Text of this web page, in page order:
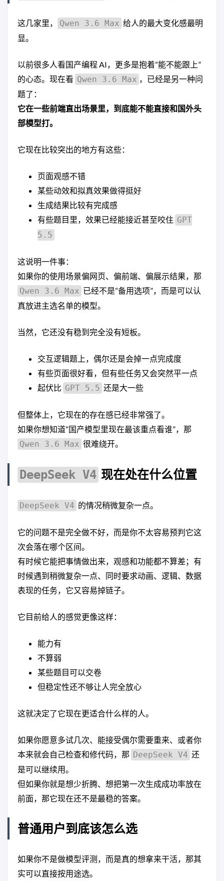
这几家里， Qwen 3.6 Max 给人的最大变化感最明
显。
以前很多人看国产编程 AI，更多是抱着“能不能跟上”
的心态。现在看 Qwen 3.6 Max ，已经是另一种问
题了：
它在一些前端直出场景里，到底能不能直接和国外头
部模型打。
它现在比较突出的地方有这些：
页面观感不错
某些动效和拟真效果做得挺好
生成结果比较有完成感
有些题目里，效果已经能接近甚至咬住 GPT
5.5
这说明一件事：
如果你的使用场景偏网页、偏前端、偏展示结果，那
Qwen 3.6 Max 已经不是“备用选项”，而是可以认
真放进主选名单的模型。
当然，它还没有稳到完全没有短板。
交互逻辑题上，偶尔还是会掉一点完成度
有些页面很好看，但有些任务又会突然平一点
起伏比 GPT 5.5 还是大一些
但整体上，它现在的存在感已经非常强了。
如果你想知道“国产模型里现在最该重点看谁”，那
Qwen 3.6 Max 很难绕开。
DeepSeek V4 现在处在什么位置
DeepSeek V4 的情况稍微复杂一点。
它的问题不是完全做不好，而是你不太容易预判它这
次会落在哪个区间。
有时候它能把事情做出来，观感和功能都不算差；有
时候遇到稍微复杂一点、同时要求动画、逻辑、数据
表现的任务，它又容易掉链子。
它目前给人的感觉更像这样：
能力有
不算弱
某些题目可以交卷
但稳定性还不够让人完全放心
这就决定了它现在更适合什么样的人。
如果你愿意多试几次、能接受偶尔需要重来、或者你
本来就会自己检查和修代码，那 DeepSeek V4 还
是可以继续用。
但如果你就是想少折腾、想把第一次生成成功率放在
前面，那它现在还不是最稳的答案。
普通用户到底该怎么选
如果你不是做模型评测，而是真的想拿来干活，那其
实可以直接按用途选。